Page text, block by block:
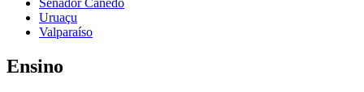
Senador Canedo
Uruaçu
Valparaíso
Ensino